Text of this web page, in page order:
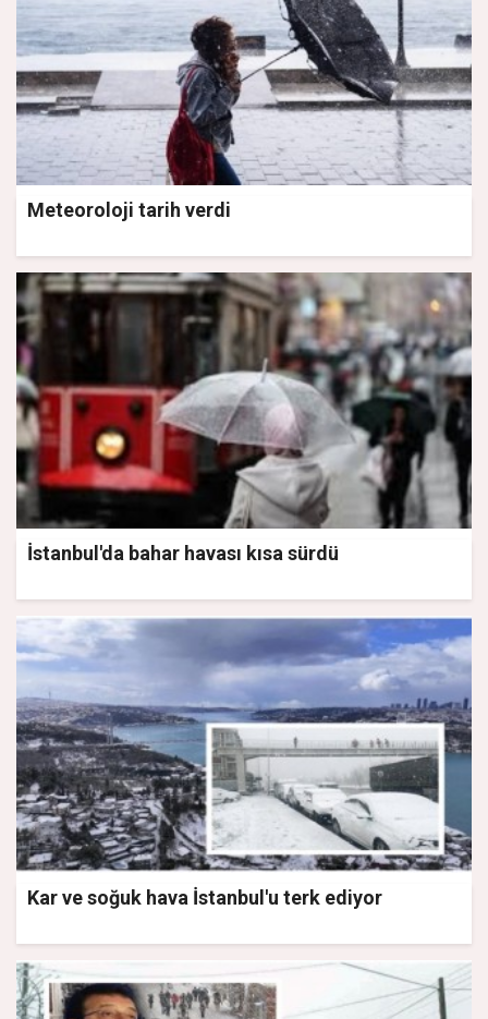
Meteoroloji tarih verdi
İstanbul'da bahar havası kısa sürdü
Kar ve soğuk hava İstanbul'u terk ediyor